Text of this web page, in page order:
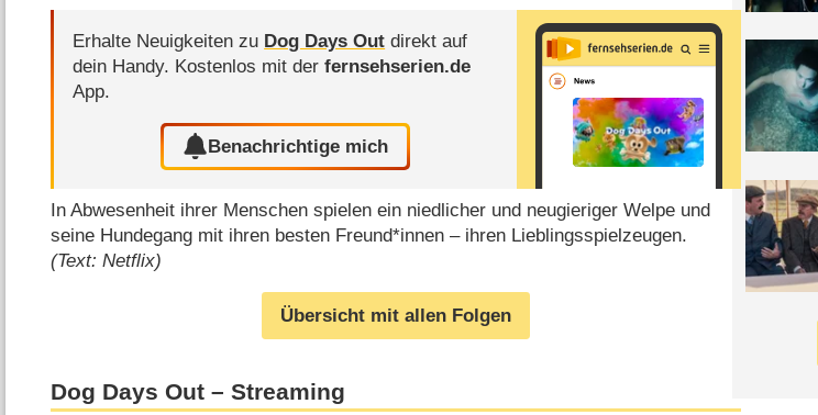
Erhalte Neuigkeiten zu Dog Days Out direkt auf
dein Handy. Kostenlos mit derfernsehserien.de
App.
Benachrichtige mich
In Abwesenheit ihrer Menschen spielen ein niedlicher und neugieriger Welpe und
seine Hundegang mit ihren besten Freund*innen – ihren Lieblingsspielzeugen.
(Text: Netflix)
Übersicht mit allen Folgen
Dog Days Out – Streaming